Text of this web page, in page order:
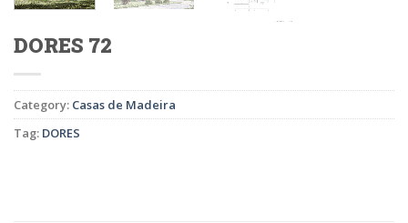
DORES 72
Category: Casas de Madeira
Tag: DORES